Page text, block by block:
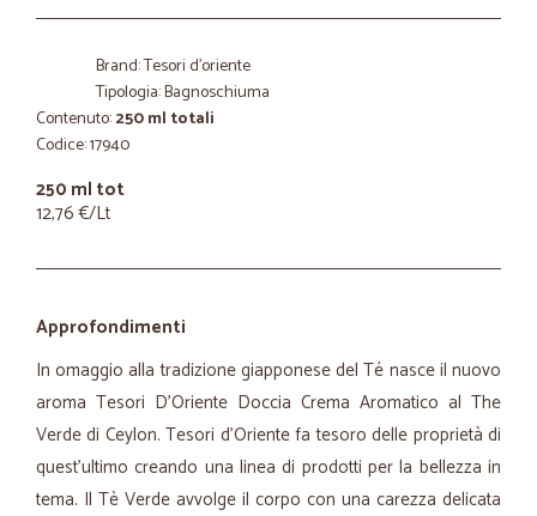
Brand: Tesori d'oriente
Tipologia: Bagnoschiuma
Contenuto:250 ml totali
Codice: 17940
250 ml tot
12,76 €/Lt
Approfondimenti
In omaggio alla tradizione giapponese del Té nasce il nuovo
aroma Tesori D'Oriente Doccia Crema Aromatico al The
Verde di Ceylon. Tesori d’Oriente fa tesoro delle proprietà di
quest'ultimo creando una linea di prodotti per la bellezza in
tema. Il Tè Verde avvolge il corpo con una carezza delicata